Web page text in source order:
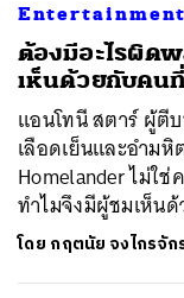
Entertainment
ต้องมีอะไรผิด
เห็นด้วยกับคน
แอนโทนี สตาร์ ผู้ตี
เลือดเย็นและอำม
Homelander ไม่ใ
ทำไมจึงมีผู้ชมเห็น
โดย กฤตนัย จงไกรจัก